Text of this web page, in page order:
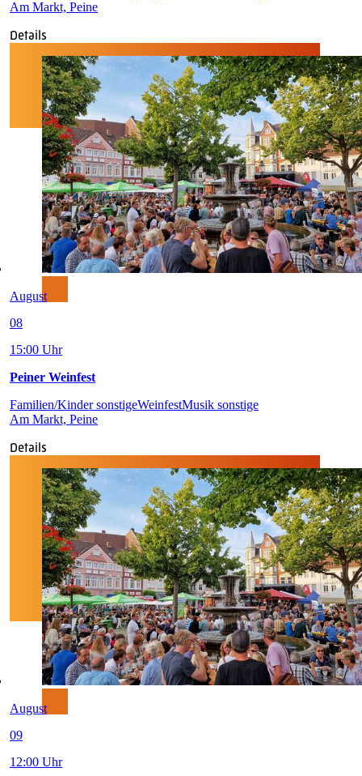
Am Markt, Peine
Details
August
08
15:00 Uhr
Peiner Weinfest
Familien/Kinder sonstigeWeinfestMusik sonstige
Am Markt, Peine
Details
August
09
12:00 Uhr